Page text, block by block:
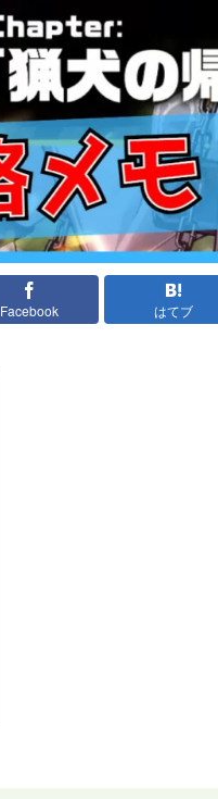
Facebook はてブ